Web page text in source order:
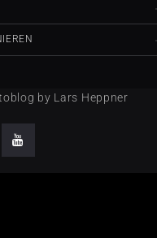
by Lars Heppner